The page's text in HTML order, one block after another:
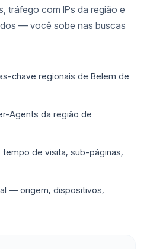
tráfego com IPs da região e
— você sobe nas buscas
chave regionais de Belem de
Agents da região de
tempo de visita, sub-páginas,
— origem, dispositivos,